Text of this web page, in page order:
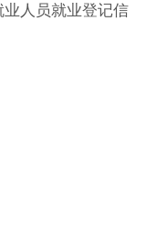
人员就业登记信